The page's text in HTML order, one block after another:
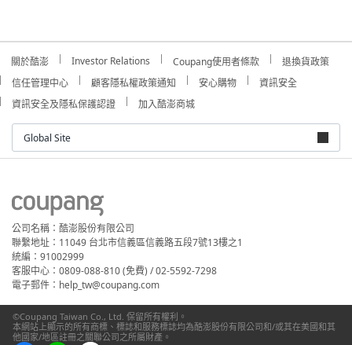
關於酷澎 Investor Relations Coupang使用者條款
退換貨政策
信任管理中心
顧客隱私權政策通知 安心購物
資訊安全
資訊安全及隱私保護認證
加入酷澎商城
Global Site
公司名稱：酷澎股份有限公司
聯繫地址：11049 台北市信義區信義路五段7號13樓之1
統編：91002999
客服中心：0809-088-810 (免費) / 02-5592-7298
電子郵件：help_tw@coupang.com
©Coupang Taiwan Co., Ltd. 保留所有權利。
本網站上顯示的所有商標、標誌和服務標誌均為酷澎股份有限公司和/或其在美國和其
他國家/地區註冊之關聯公司之所屬財產。